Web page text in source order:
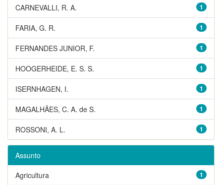
1
CARNEVALLI, R. A.
1
FARIA, G. R.
1
FERNANDES JUNIOR, F.
1
HOOGERHEIDE, E. S. S.
1
ISERNHAGEN, I.
1
MAGALHÃES, C. A. de S.
1
ROSSONI, A. L.
Assunto
1
Agricultura